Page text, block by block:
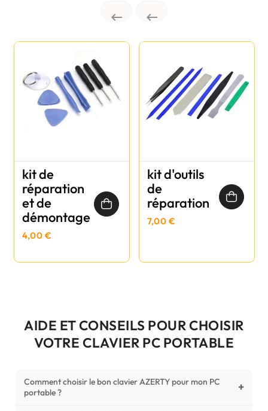
 
kit de
réparation
et de
démontage
4,00 €
kit d'outils
de
réparation
7,00 €
AIDE ET CONSEILS POUR CHOISIR
VOTRE CLAVIER PC PORTABLE
Comment choisir le bon clavier AZERTY pour mon PC
portable ?
+